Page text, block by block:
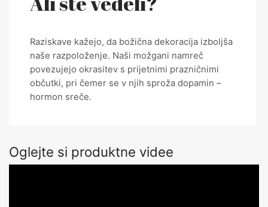
Raziskave kažejo, da božična dekoracija izboljša
naše razpoloženje. Naši možgani namreč
povezujejo okrasitev s prijetnimi prazničnimi
občutki, pri čemer se v njih sproža dopamin –
hormon sreče.
Oglejte si produktne videe